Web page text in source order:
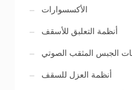
الأكسسوارات
أنظمة التعلبق للأسقف
الجبس المثقب الصوتي
أنظمة العزل للسقف